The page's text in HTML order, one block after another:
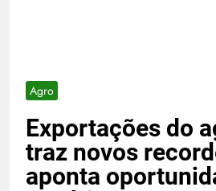
Agro
Exportações do
traz novos
aponta